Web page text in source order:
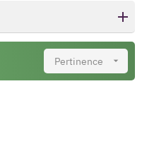
Pertinence 